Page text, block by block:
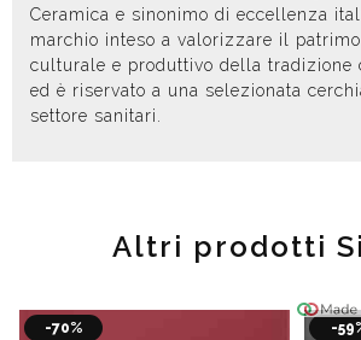
Ceramica e sinonimo di eccellenza
marchio inteso a valorizzare il
culturale e produttivo della tradizione
ed è riservato a una selezionata
settore sanitari.
Altri prodotti
-70% -